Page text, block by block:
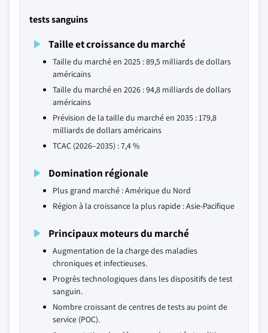
tests sanguins
Taille et croissance du marché
Taille du marché en 2025 : 89,5 milliards de dollars
américains
Taille du marché en 2026 : 94,8 milliards de dollars
américains
Prévision de la taille du marché en 2035 : 179,8
milliards de dollars américains
TCAC (2026–2035) : 7,4 %
Domination régionale
Plus grand marché : Amérique du Nord
Région à la croissance la plus rapide : Asie-Pacifique
Principaux moteurs du marché
Augmentation de la charge des maladies
chroniques et infectieuses.
Progrès technologiques dans les dispositifs de test
sanguin.
Nombre croissant de centres de tests au point de
service (POC).